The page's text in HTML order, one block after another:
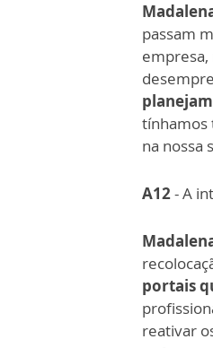
passam
empresa,
tínhamos
na nossa
A12- A
portais
reativar